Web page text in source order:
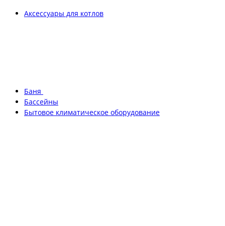
Аксессуары для котлов
Баня
Бассейны
Бытовое климатическое оборудование